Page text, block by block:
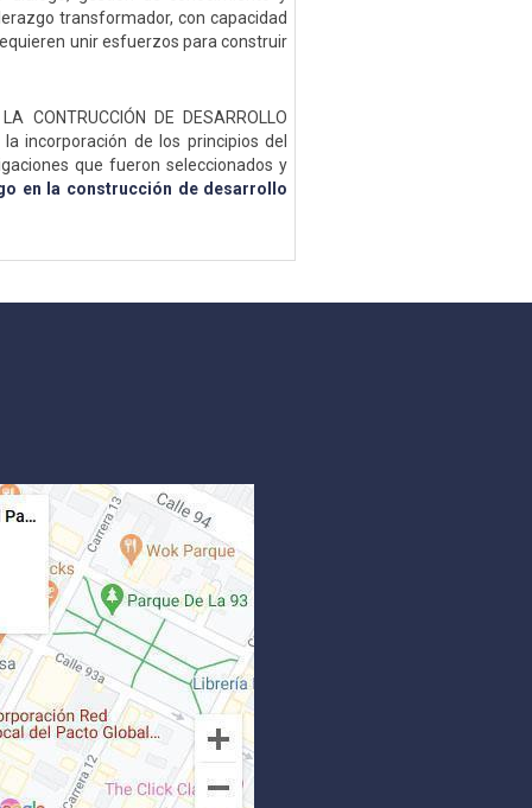
transformador, con capacidad
unir esfuerzos para construir
CONTRUCCIÓN DE DESARROLLO
incorporación de los principios del
que fueron seleccionados y
en la construcción de desarrollo